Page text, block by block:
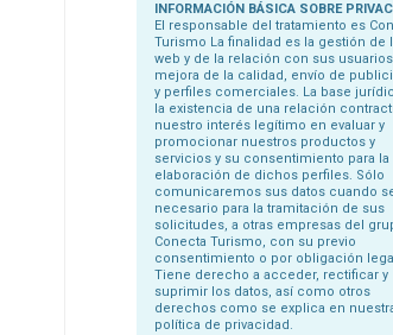
INFORMACIÓN BÁSICA SOBRE
El responsable del tratamiento es
Turismo La finalidad es la gestión de
web y de la relación con sus
mejora de la calidad, envío de
y perfiles comerciales. La base
la existencia de una relación
nuestro interés legítimo en evaluar y
promocionar nuestros productos y
servicios y su consentimiento para la
elaboración de dichos perfiles. Sólo
comunicaremos sus datos cuando
necesario para la tramitación de sus
solicitudes, a otras empresas del
Conecta Turismo, con su previo
consentimiento o por obligación
Tiene derecho a acceder, rectificar y
suprimir los datos, así como otros
derechos como se explica en
política de privacidad.